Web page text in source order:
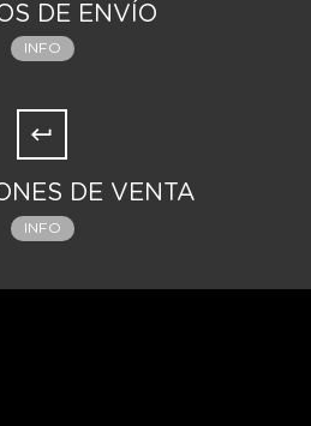
DE ENVÍO
INFO
DE VENTA
INFO